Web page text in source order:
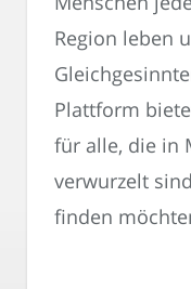
Region leben
Plattform
für alle, die in
verwurzelt
finden